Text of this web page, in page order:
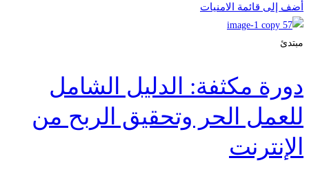
أضف إلى قائمة الامنيات
مبتدئ
دورة مكثفة: الدليل الشامل
للعمل الحر وتحقيق الربح من
الإنترنت